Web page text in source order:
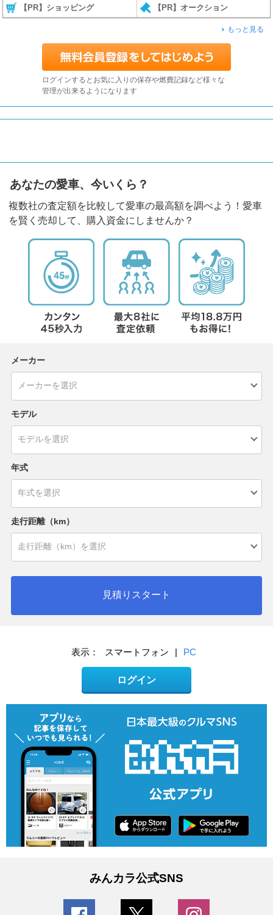
【PR】ショッピング 【PR】オークション
もっと見る
ログインするとお気に入りの保存や燃費記録など様々な
管理が出来るようになります
あなたの愛車、今いくら？
複数社の査定額を比較して愛車の最高額を調べよう！愛車
を賢く売却して、購入資金にしませんか？
メーカー
モデル
年式
走行距離（km）
見積りスタート
表示： スマートフォン | PC
ログイン
みんカラ公式SNS